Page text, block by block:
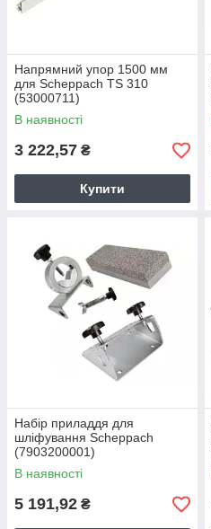
Напрямний упор 1500 мм
для Scheppach TS 310
(53000711)
В наявності
3 222,57 ₴
Купити
Набір приладдя для
шліфування Scheppach
(7903200001)
В наявності
5 191,92 ₴